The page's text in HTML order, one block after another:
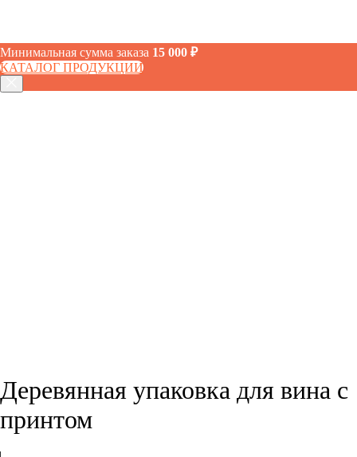
Минимальная сумма заказа 15 000 ₽
КАТАЛОГ ПРОДУКЦИИ
Деревянная упаковка для вина с
принтом